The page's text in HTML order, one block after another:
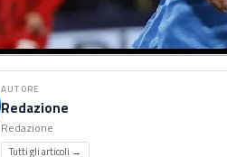
AUTORE
Redazione
Redazione
Tutti gli articoli →